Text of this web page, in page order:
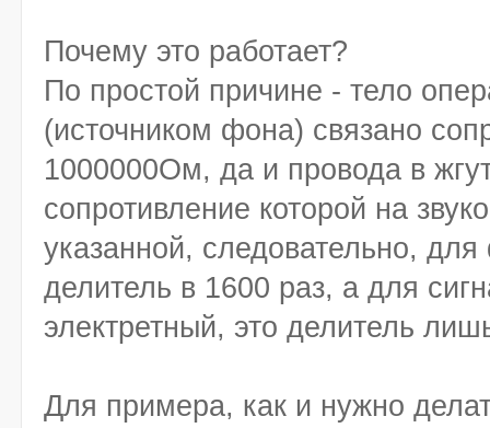
Почему это работает?
По простой причине - тело
(источником фона) связано
1000000Ом, да и провода в
сопротивление которой на
указанной, следовательно,
делитель в 1600 раз, а для
электретный, это делитель
Для примера, как и нужно